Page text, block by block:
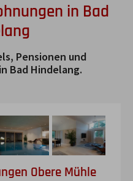
in Bad
Pensionen und
Bad Hindelang.
Obere Mühle